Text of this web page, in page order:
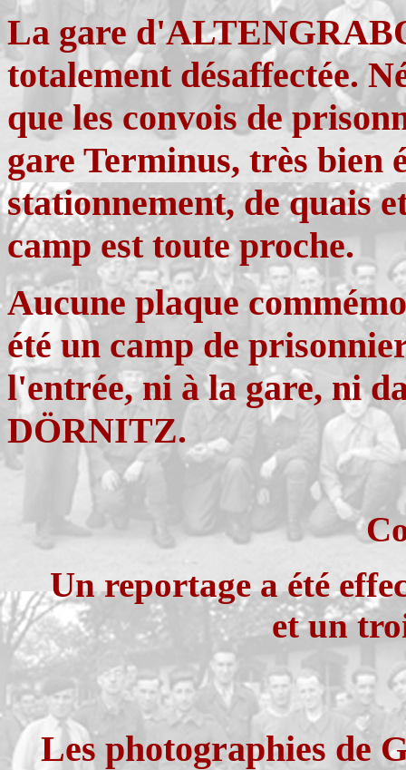
La gare
totalement désaffectée.
que les convois de
gare Terminus, très bien
stationnement, de quais
camp est toute proche.
Aucune plaque
été un camp de
l'entrée, ni à la gare, ni
DÖRNITZ.
Un reportage a été
et un
Les photographies de